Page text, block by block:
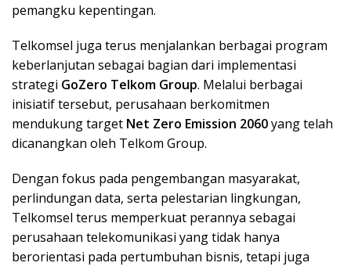
pemangku kepentingan.
Telkomsel juga terus menjalankan berbagai program
keberlanjutan sebagai bagian dari implementasi
strategi GoZero Telkom Group. Melalui berbagai
inisiatif tersebut, perusahaan berkomitmen
mendukung target Net Zero Emission 2060yang telah
dicanangkan oleh Telkom Group.
Dengan fokus pada pengembangan masyarakat,
perlindungan data, serta pelestarian lingkungan,
Telkomsel terus memperkuat perannya sebagai
perusahaan telekomunikasi yang tidak hanya
berorientasi pada pertumbuhan bisnis, tetapi juga